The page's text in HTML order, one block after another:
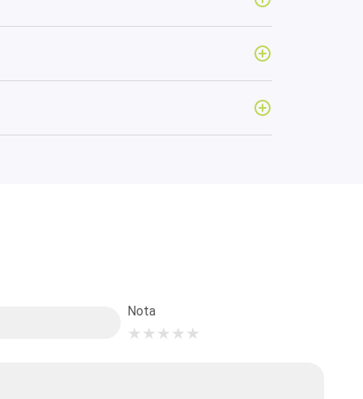
Nota
★
★
★
★
★